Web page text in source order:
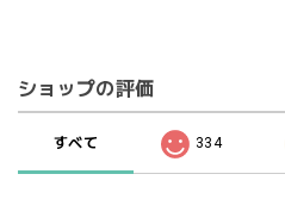
ショップの評価
すべて 334